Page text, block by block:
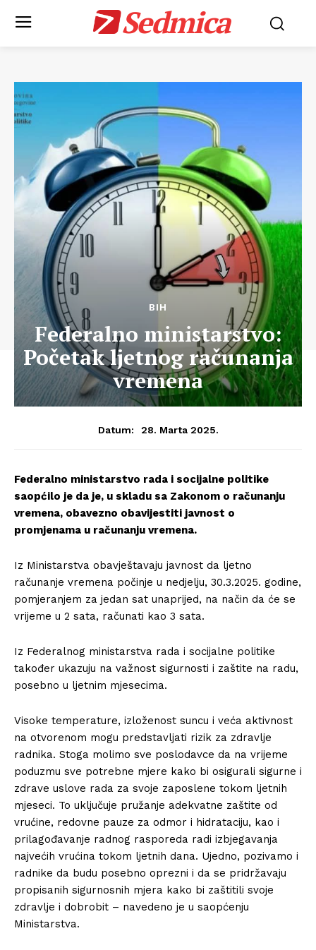
Sedmica
BIH
Federalno ministarstvo:
Početak ljetnog računanja
vremena
Datum: 28. Marta 2025.
Federalno ministarstvo rada i socijalne politike
saopćilo je da je, u skladu sa Zakonom o računanju
vremena, obavezno obavijestiti javnost o
promjenama u računanju vremena.
Iz Ministarstva obavještavaju javnost da ljetno
računanje vremena počinje u nedjelju, 30.3.2025. godine,
pomjeranjem za jedan sat unaprijed, na način da će se
vrijeme u 2 sata, računati kao 3 sata.
Iz Federalnog ministarstva rada i socijalne politike
također ukazuju na važnost sigurnosti i zaštite na radu,
posebno u ljetnim mjesecima.
Visoke temperature, izloženost suncu i veća aktivnost
na otvorenom mogu predstavljati rizik za zdravlje
radnika. Stoga molimo sve poslodavce da na vrijeme
poduzmu sve potrebne mjere kako bi osigurali sigurne i
zdrave uslove rada za svoje zaposlene tokom ljetnih
mjeseci. To uključuje pružanje adekvatne zaštite od
vrućine, redovne pauze za odmor i hidrataciju, kao i
prilagođavanje radnog rasporeda radi izbjegavanja
najvećih vrućina tokom ljetnih dana. Ujedno, pozivamo i
radnike da budu posebno oprezni i da se pridržavaju
propisanih sigurnosnih mjera kako bi zaštitili svoje
zdravlje i dobrobit – navedeno je u saopćenju
Ministarstva.